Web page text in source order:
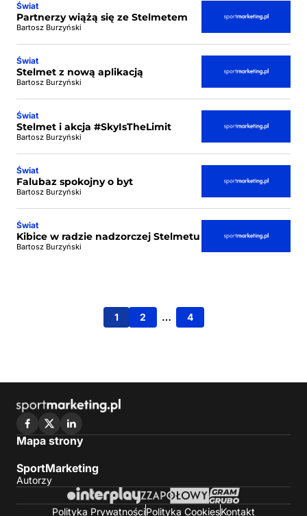
Świat
Partnerzy wiążą się ze Stelmetem
Bartosz Burzyński
Świat
Stelmet z nową aplikacją
Bartosz Burzyński
Świat
Stelmet i akcja #SkyIsTheLimit
Bartosz Burzyński
Świat
Falubaz spokojny o byt
Bartosz Burzyński
Świat
Kibice w radzie nadzorczej Stelmetu
Bartosz Burzyński
1 2 … 4
Mapa strony
SportMarketing
Autorzy
Polityka PrywatnościPolityka CookiesKontakt